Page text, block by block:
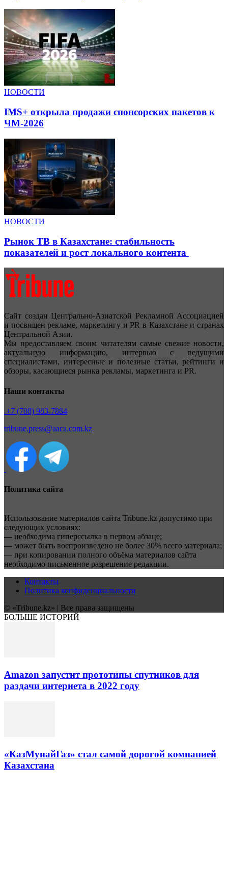
НОВОСТИ
IMS+ открыла продажи спонсорских пакетов к
ЧМ-2026
НОВОСТИ
Рынок ТВ в Казахстане: стабильность
показателей и рост локального контента
Сайт создан Центрально-Азиатской Рекламной Ассоциацией
и посвящен рекламе, маркетингу и PR в Казахстане и странах
Центральной Азии.
Мы предоставляем своим читателям самые свежие новости,
актуальную информацию, интервью с ведущими
специалистами, интересные и полезные статьи, рейтинги и
обзоры, касающиеся рынка рекламы, маркетинга и PR.
Наши контакты
+7 (708) 983-7884
tribune.press@aaca.com.kz
Политика сайта
Использование материалов сайта Tribune.kz допустимо при
следующих условиях:
— необходима гиперссылка в первом абзаце;
— может быть воспроизведено не более 30% всего материала;
— при копировании полного объёма материалов сайта
необходимо письменное разрешение редакции.
Контакты
Политика конфиденциальности
© «Tribune.kz» | Все права защищены
БОЛЬШЕ ИСТОРИЙ
Amazon запустит прототипы спутников для
раздачи интернета в 2022 году
«КазМунайГаз» стал самой дорогой компанией
Казахстана